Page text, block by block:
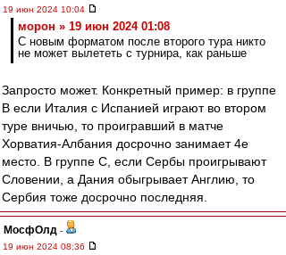
19 июн 2024 10:04
морон » 19 июн 2024 01:08
С новым форматом после второго тура никто
не может вылететь с турнира, как раньше
Запросто может. Конкретный пример: в группе
B если Италия с Испанией играют во втором
туре вничью, то проигравший в матче
Хорватия-Албания досрочно занимает 4е
место. В группе C, если Сербы проигрывают
Словении, а Дания обыгрывает Англию, то
Сербия тоже досрочно последняя.
МосфОлд -
19 июн 2024 08:36